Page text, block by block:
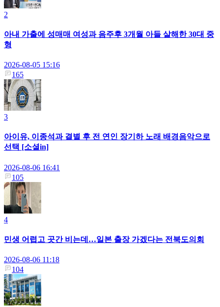
2
아내 가출에 성매매 여성과 음주후 3개월 아들 살해한 30대 중
형
2026-08-05 15:16
165
3
아이유, 이종석과 결별 후 전 연인 장기하 노래 배경음악으로
선택 [소셜in]
2026-08-06 16:41
105
4
민생 어렵고 곳간 비는데…일본 출장 가겠다는 전북도의회
2026-08-06 11:18
104